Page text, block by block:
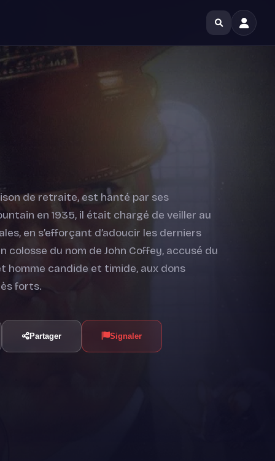
de retraite, est hanté par ses
en 1935, il était chargé de veiller au
en s’efforçant d’adoucir les derniers
colosse du nom de John Coffey, accusé du
candide et timide, aux dons
forts.
Partager Signaler